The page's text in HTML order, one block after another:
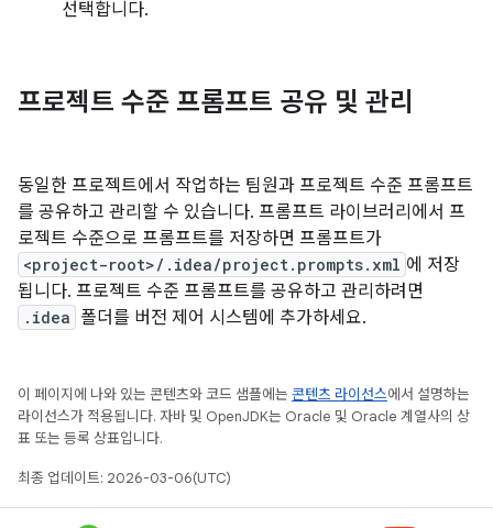
선택합니다.
프로젝트 수준 프롬프트 공유 및 관리
동일한 프로젝트에서 작업하는 팀원과 프로젝트 수준 프롬프트
를 공유하고 관리할 수 있습니다. 프롬프트 라이브러리에서 프
로젝트 수준으로 프롬프트를 저장하면 프롬프트가
<project-root>/.idea/project.prompts.xml 에 저장
됩니다. 프로젝트 수준 프롬프트를 공유하고 관리하려면
.idea 폴더를 버전 제어 시스템에 추가하세요.
이 페이지에 나와 있는 콘텐츠와 코드 샘플에는 콘텐츠 라이선스에서 설명하는
라이선스가 적용됩니다. 자바 및 OpenJDK는 Oracle 및 Oracle 계열사의 상
표 또는 등록 상표입니다.
최종 업데이트: 2026-03-06(UTC)